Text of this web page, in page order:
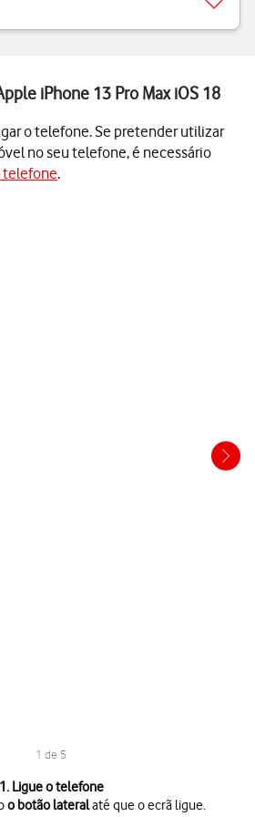
iPhone 13 Pro Max iOS 18
o telefone. Se pretender utilizar
no seu telefone, é necessário
telefone.
1 de 5
1. Ligue o telefone
o botão lateralaté que o ecrã ligue.